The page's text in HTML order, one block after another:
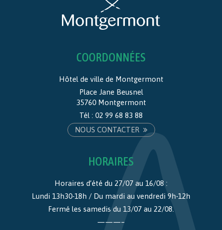
COORDONNÉES
Hôtel de ville de Montgermont
Place Jane Beusnel
35760 Montgermont
Tél : 02 99 68 83 88
NOUS CONTACTER
HORAIRES
Horaires d’été du 27/07 au 16/08 :
Lundi 13h30-18h / Du mardi au vendredi 9h-12h
Fermé les samedis du 13/07 au 22/08.
———–